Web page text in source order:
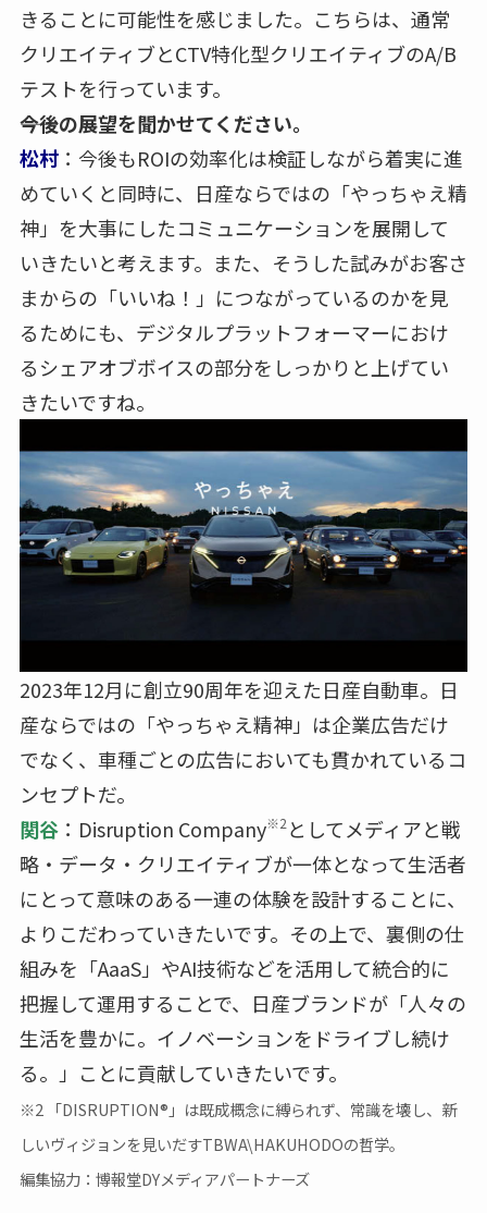
きることに可能性を感じました。こちらは、通常
クリエイティブとCTV特化型クリエイティブのA/B
テストを行っています。
――今後の展望を聞かせてください。
松村：今後もROIの効率化は検証しながら着実に進
めていくと同時に、日産ならではの「やっちゃえ精
神」を大事にしたコミュニケーションを展開して
いきたいと考えます。また、そうした試みがお客さ
まからの「いいね！」につながっているのかを見
るためにも、デジタルプラットフォーマーにおけ
るシェアオブボイスの部分をしっかりと上げてい
きたいですね。
2023年12月に創立90周年を迎えた日産自動車。日
産ならではの「やっちゃえ精神」は企業広告だけ
でなく、車種ごとの広告においても貫かれているコ
ンセプトだ。
関谷：Disruption Company※2としてメディアと戦
略・データ・クリエイティブが一体となって生活者
にとって意味のある一連の体験を設計することに、
よりこだわっていきたいです。その上で、裏側の仕
組みを「AaaS」やAI技術などを活用して統合的に
把握して運用することで、日産ブランドが「人々の
生活を豊かに。イノベーションをドライブし続け
る。」ことに貢献していきたいです。
※2 「DISRUPTION®」は既成概念に縛られず、常識を壊し、新
しいヴィジョンを見いだすTBWA\HAKUHODOの哲学。
編集協力：博報堂DYメディアパートナーズ